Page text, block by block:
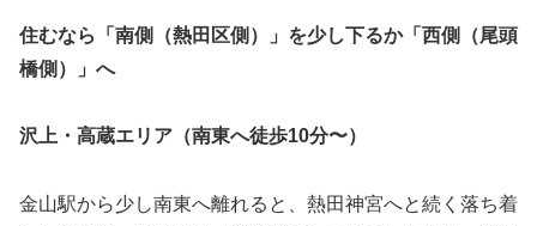
住むなら「南側（熱田区側）」を少し下るか「西側（尾頭
橋側）」へ
沢上・高蔵エリア（南東へ徒歩10分〜）
金山駅から少し南東へ離れると、熱田神宮へと続く落ち着